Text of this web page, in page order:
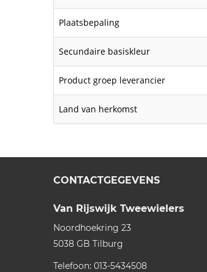
Plaatsbepaling
Secundaire basiskleur
Product groep leverancier
Land van herkomst
CONTACTGEGEVENS
Van Rijswijk Tweewielers
Noordhoekring 23
5038 GB Tilburg
Telefoon: 013-5434508